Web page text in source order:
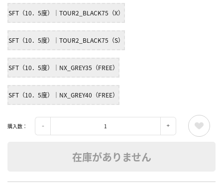
SFT（10．5度）｜TOUR2_BLACK75（X）
SFT（10．5度）｜TOUR2_BLACK75（S）
SFT（10．5度）｜NX_GREY35（FREE）
SFT（10．5度）｜NX_GREY40（FREE）
購入数：
在庫がありません